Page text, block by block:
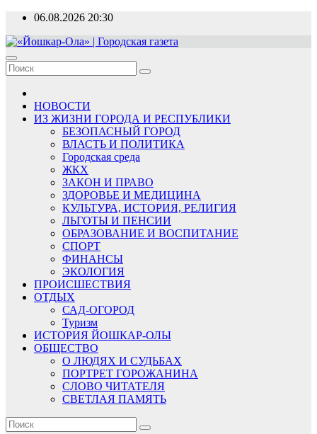
Перейти
содержимому
06.08.2026 20:30
«Йошкар-Ола» | Городская газета
Новости, события, люди
НОВОСТИ
ИЗ ЖИЗНИ ГОРОДА И РЕСПУБЛИКИ
БЕЗОПАСНЫЙ ГОРОД
ВЛАСТЬ И ПОЛИТИКА
Городская среда
ЖКХ
ЗАКОН И ПРАВО
ЗДОРОВЬЕ И МЕДИЦИНА
КУЛЬТУРА, ИСТОРИЯ, РЕЛИГИЯ
ЛЬГОТЫ И ПЕНСИИ
ОБРАЗОВАНИЕ И ВОСПИТАНИЕ
СПОРТ
ФИНАНСЫ
ЭКОЛОГИЯ
ПРОИСШЕСТВИЯ
ОТДЫХ
САД-ОГОРОД
Туризм
ИСТОРИЯ ЙОШКАР-ОЛЫ
ОБЩЕСТВО
О ЛЮДЯХ И СУДЬБАХ
ПОРТРЕТ ГОРОЖАНИНА
СЛОВО ЧИТАТЕЛЯ
СВЕТЛАЯ ПАМЯТЬ